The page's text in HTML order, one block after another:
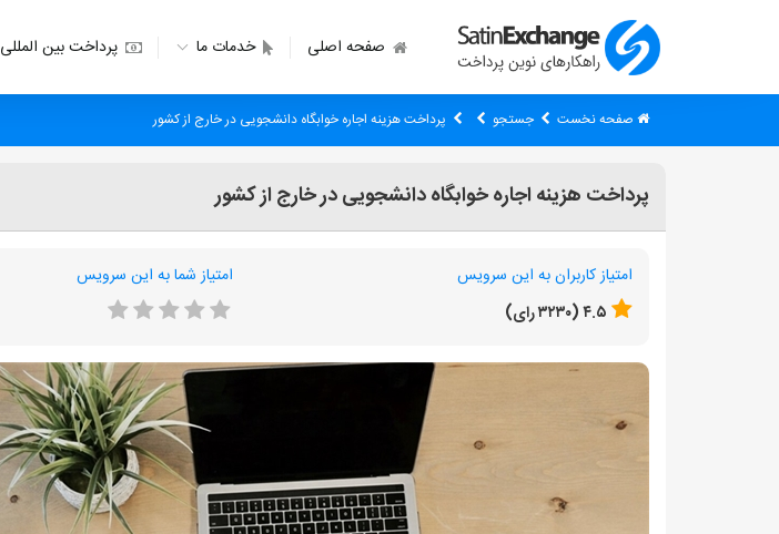
صفحه اصلی خدمات ما پرداخت بین المللی
صفحه نخست جستجو پرداخت هزینه اجاره خوابگاه دانشجویی در خارج از کشور
پرداخت هزینه اجاره خوابگاه دانشجویی در خارج از کشور
امتیاز کاربران به این سرویس
۴.۵ (۳۲۳۰ رای)
امتیاز شما به این سرویس